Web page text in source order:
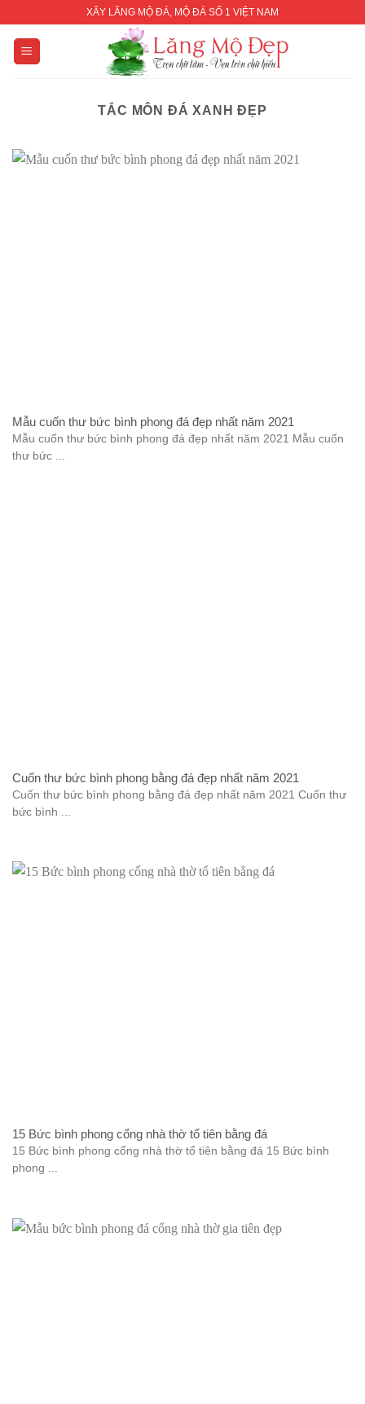
content
XÂY LĂNG MỘ ĐÁ, MỘ ĐÁ SỐ 1 VIỆT NAM
TẮC MÔN ĐÁ XANH ĐẸP
Mẫu cuốn thư bức bình phong đá đẹp nhất năm 2021
Mẫu cuốn thư bức bình phong đá đẹp nhất năm 2021 Mẫu cuốn
thư bức ...
Cuốn thư bức bình phong bằng đá đẹp nhất năm 2021
Cuốn thư bức bình phong bằng đá đẹp nhất năm 2021 Cuốn thư
bức bình ...
15 Bức bình phong cổng nhà thờ tổ tiên bằng đá
15 Bức bình phong cổng nhà thờ tổ tiên bằng đá 15 Bức bình
phong ...